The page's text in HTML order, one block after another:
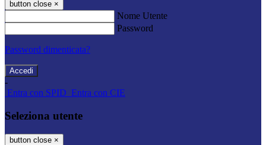
button close ×
Nome Utente
Password
Password dimenticata?
-
Entra con SPID Entra con CIE
Seleziona utente
button close ×